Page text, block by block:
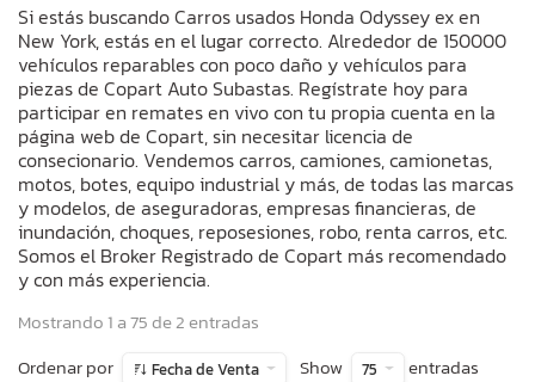
Si estás buscando Carros usados Honda Odyssey ex en
New York, estás en el lugar correcto. Alrededor de 150000
vehículos reparables con poco daño y vehículos para
piezas de Copart Auto Subastas. Regístrate hoy para
participar en remates en vivo con tu propia cuenta en la
página web de Copart, sin necesitar licencia de
consecionario. Vendemos carros, camiones, camionetas,
motos, botes, equipo industrial y más, de todas las marcas
y modelos, de aseguradoras, empresas financieras, de
inundación, choques, reposesiones, robo, renta carros, etc.
Somos el Broker Registrado de Copart más recomendado
y con más experiencia.
Mostrando 1 a 75 de 2 entradas
Ordenar por
Fecha de Venta Show 75 entradas